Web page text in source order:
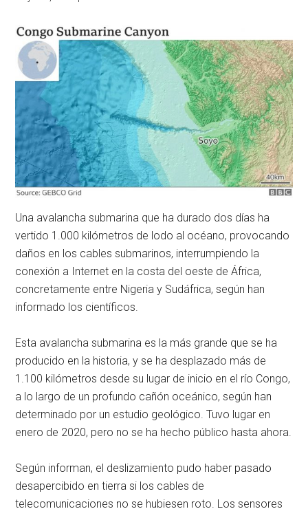
Una avalancha submarina que ha durado dos días ha
vertido 1.000 kilómetros de lodo al océano, provocando
daños en los cables submarinos, interrumpiendo la
conexión a Internet en la costa del oeste de África,
concretamente entre Nigeria y Sudáfrica, según han
informado los científicos.
Esta avalancha submarina es la más grande que se ha
producido en la historia, y se ha desplazado más de
1.100 kilómetros desde su lugar de inicio en el río Congo,
a lo largo de un profundo cañón oceánico, según han
determinado por un estudio geológico. Tuvo lugar en
enero de 2020, pero no se ha hecho público hasta ahora.
Según informan, el deslizamiento pudo haber pasado
desapercibido en tierra si los cables de
telecomunicaciones no se hubiesen roto. Los sensores